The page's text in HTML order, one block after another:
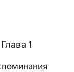
Глава 1